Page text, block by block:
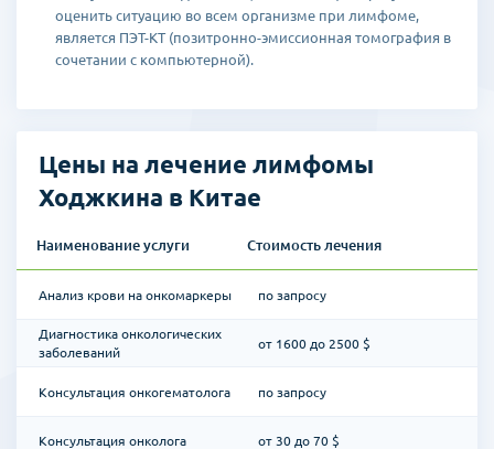
оценить ситуацию во всем организме при лимфоме,
является ПЭТ-КТ (позитронно-эмиссионная томография в
сочетании с компьютерной).
Цены на лечение лимфомы
Ходжкина в Китае
Наименование услуги Стоимость лечения
Анализ крови на онкомаркеры по запросу
Диагностика онкологических
заболеваний
от 1600 до 2500 $
Консультация онкогематолога по запросу
Консультация онколога от 30 до 70 $